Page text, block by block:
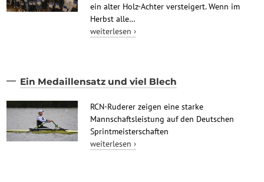
ein alter Holz-Achter versteigert. Wenn im
Herbst alle…
weiterlesen ›
Ein Medaillensatz und viel Blech
RCN-Ruderer zeigen eine starke
Mannschaftsleistung auf den Deutschen
Sprintmeisterschaften
weiterlesen ›